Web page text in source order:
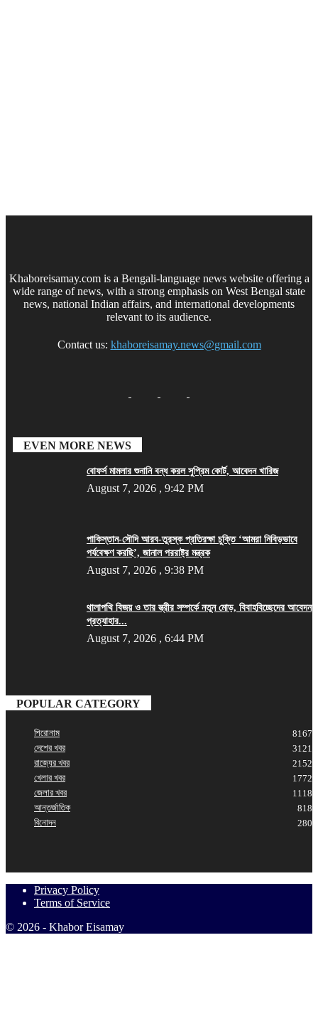
Khaboreisamay.com is a Bengali-language news website offering a
wide range of news, with a strong emphasis on West Bengal state
news, national Indian affairs, and international developments
relevant to its audience.
Contact us: khaboreisamay.news@gmail.com
EVEN MORE NEWS
বোফর্স মামলার শুনানি বন্ধ করল সুপ্রিম কোর্ট, আবেদন খারিজ
August 7, 2026 , 9:42 PM
পাকিস্তান-সৌদি আরব-তুরস্ক প্রতিরক্ষা চুক্তি ‘আমরা নিবিড়ভাবে
পর্যবেক্ষণ করছি’, জানাল পররাষ্ট্র মন্ত্রক
August 7, 2026 , 9:38 PM
থালাপথি বিজয় ও তার স্ত্রীর সম্পর্কে নতুন মোড়, বিবাহবিচ্ছেদের আবেদন
প্রত্যাহার...
August 7, 2026 , 6:44 PM
POPULAR CATEGORY
শিরোনাম
8167
দেশের খবর
3121
রাজ্যের খবর
2152
খেলার খবর
1772
জেলার খবর
1118
আন্তর্জাতিক
818
বিনোদন
280
Privacy Policy
Terms of Service
© 2026 - Khabor Eisamay